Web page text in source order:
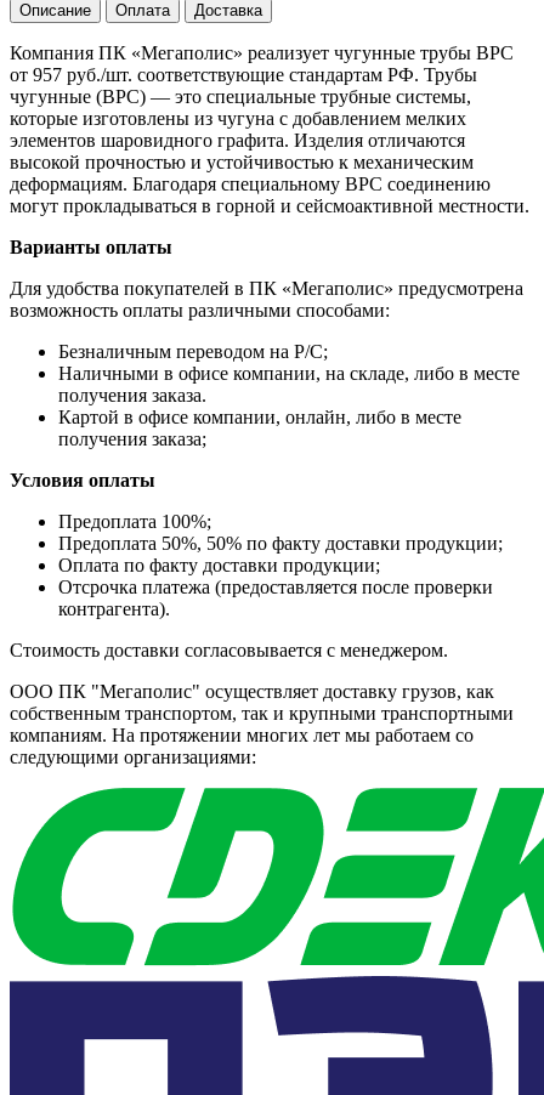
Описание Оплата Доставка
Компания ПК «Мегаполис» реализует чугунные трубы ВРС
от 957 руб./шт. соответствующие стандартам РФ. Трубы
чугунные (ВРС) — это специальные трубные системы,
которые изготовлены из чугуна с добавлением мелких
элементов шаровидного графита. Изделия отличаются
высокой прочностью и устойчивостью к механическим
деформациям. Благодаря специальному ВРС соединению
могут прокладываться в горной и сейсмоактивной местности.
Варианты оплаты
Для удобства покупателей в ПК «Мегаполис» предусмотрена
возможность оплаты различными способами:
Безналичным переводом на Р/С;
Наличными в офисе компании, на складе, либо в месте
получения заказа.
Картой в офисе компании, онлайн, либо в месте
получения заказа;
Условия оплаты
Предоплата 100%;
Предоплата 50%, 50% по факту доставки продукции;
Оплата по факту доставки продукции;
Отсрочка платежа (предоставляется после проверки
контрагента).
Стоимость доставки согласовывается с менеджером.
ООО ПК "Мегаполис" осуществляет доставку грузов, как
собственным транспортом, так и крупными транспортными
компаниям. На протяжении многих лет мы работаем со
следующими организациями: